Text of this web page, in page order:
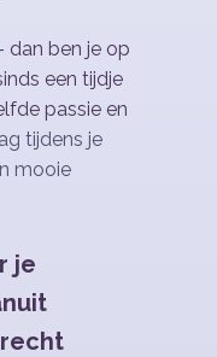
dan ben je op
een tijdje
passie en
tijdens je
mooie
je